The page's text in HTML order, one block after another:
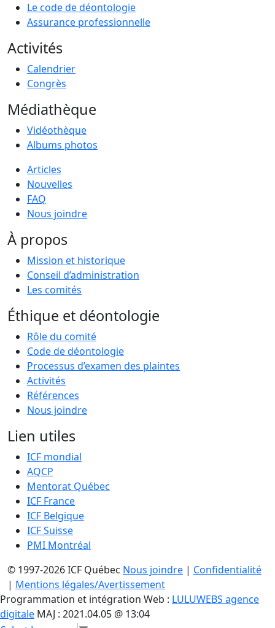
Le code de déontologie
Assurance professionnelle
Activités
Calendrier
Congrès
Médiathèque
Vidéothèque
Albums photos
Articles
Nouvelles
FAQ
Nous joindre
À propos
Mission et historique
Conseil d’administration
Les comités
Éthique et déontologie
Rôle du comité
Code de déontologie
Processus d’examen des plaintes
Activités
Références
Nous joindre
Lien utiles
ICF mondial
AQCP
Mentorat Québec
ICF France
ICF Belgique
ICF Suisse
PMI Montréal
© 1997-2026 ICF Québec Nous joindre | Confidentialité
| Mentions légales/Avertissement
Programmation et intégration Web : LULUWEBS agence
digitale MAJ : 2021.04.05 @ 13:04